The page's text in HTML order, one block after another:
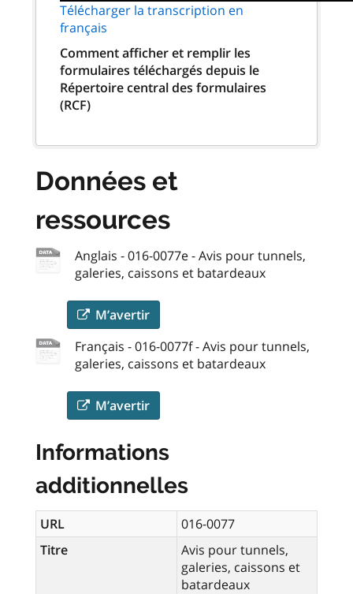
Télécharger la transcription en
français
Comment afficher et remplir les
formulaires téléchargés depuis le
Répertoire central des formulaires
(RCF)
Données et
ressources
Anglais - 016-0077e - Avis pour tunnels,
galeries, caissons et batardeaux
M’avertir
Français - 016-0077f - Avis pour tunnels,
galeries, caissons et batardeaux
M’avertir
Informations
additionnelles
URL
016-0077
Titre
Avis pour tunnels,
galeries, caissons et
batardeaux